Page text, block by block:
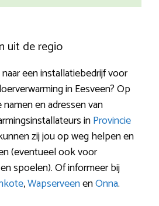
uit de regio
een installatiebedrijf voor
in Eesveen? Op
en adressen van
inProvincie
zij jou op weg helpen en
(eventueel ook voor
spoelen). Of informeer bij
,WapserveenenOnna.